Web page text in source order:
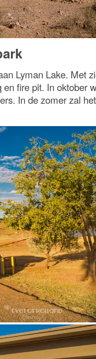
Lyman Lake. Met
fire pit. In oktober
In de zomer zal